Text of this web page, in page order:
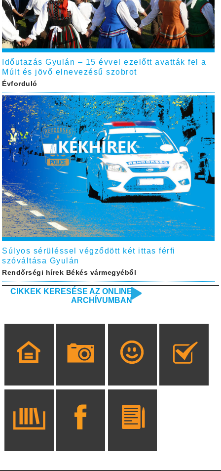
Időutazás Gyulán – 15 évvel ezelőtt avatták fel a
Múlt és jövő elnevezésű szobrot
Évforduló
Súlyos sérüléssel végződött két ittas férfi
szóváltása Gyulán
Rendőrségi hírek Békés vármegyéből
CIKKEK KERESÉSE AZ ONLINE
ARCHÍVUMBAN